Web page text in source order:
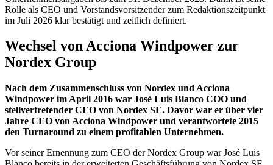
Rolle als CEO und Vorstandsvorsitzender zum Redaktionszeitpunkt
im Juli 2026 klar bestätigt und zeitlich definiert.
Wechsel von Acciona Windpower zur
Nordex Group
Nach dem Zusammenschluss von Nordex und Acciona
Windpower im April 2016 war José Luis Blanco COO und
stellvertretender CEO von Nordex SE. Davor war er über vier
Jahre CEO von Acciona Windpower und verantwortete 2015
den Turnaround zu einem profitablen Unternehmen.
Vor seiner Ernennung zum CEO der Nordex Group war José Luis